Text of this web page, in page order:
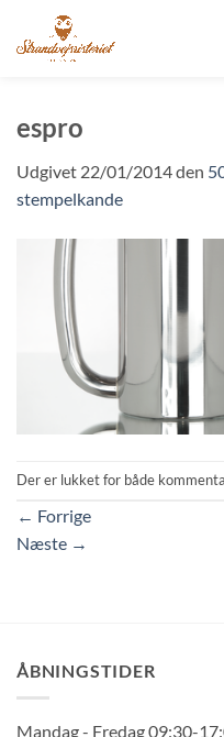
indhold
espro
Udgivet 22/01/2014den
stempelkande
Der er lukket for både
← Forrige
Næste →
ÅBNINGSTIDER
Mandag - Fredag 09:30-